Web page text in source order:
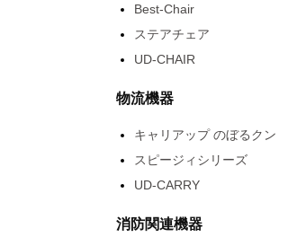
Best-Chair
ステアチェア
UD-CHAIR
物流機器
キャリアップ のぼるクン
スピージィシリーズ
UD-CARRY
消防関連機器